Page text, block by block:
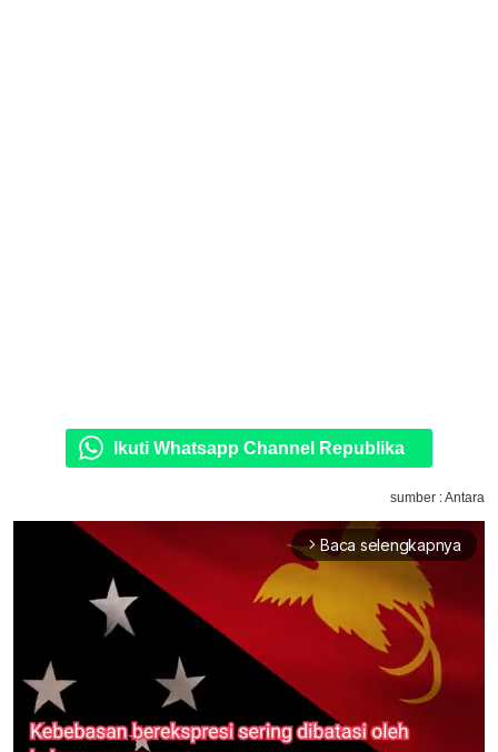
Ikuti Whatsapp Channel Republika
sumber : Antara
arrow_forward_ios Baca selengkapnya